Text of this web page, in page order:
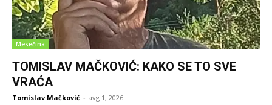
Mesečina
TOMISLAV MAČKOVIĆ: KAKO SE TO SVE
VRAĆA
Tomislav Mačković - avg 1, 2026